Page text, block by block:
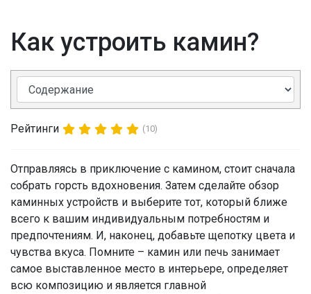
Как устроить камин?
Рейтинги (10)
Отправляясь в приключение с камином, стоит сначала
собрать горсть вдохновения. Затем сделайте обзор
каминных устройств и выберите тот, который ближе
всего к вашим индивидуальным потребностям и
предпочтениям. И, наконец, добавьте щепотку цвета и
чувства вкуса. Помните – камин или печь занимает
самое выставленное место в интерьере, определяет
всю композицию и является главной